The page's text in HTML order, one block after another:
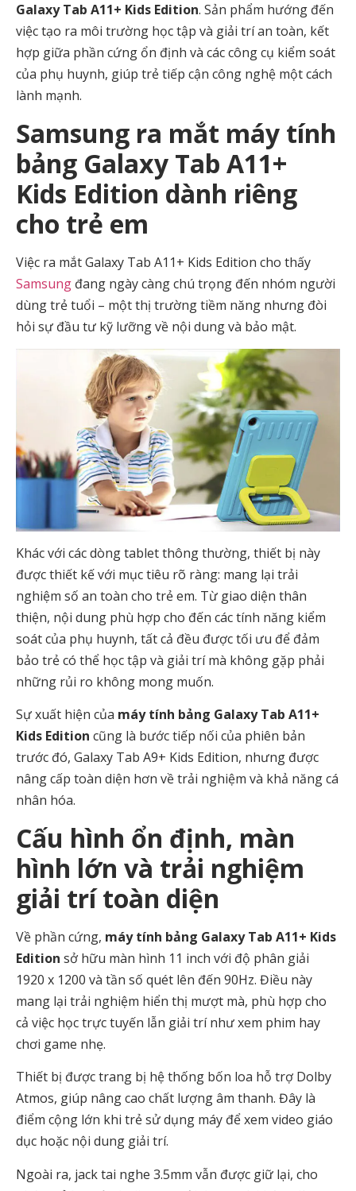
Galaxy Tab A11+ Kids Edition. Sản phẩm hướng đến
việc tạo ra môi trường học tập và giải trí an toàn, kết
hợp giữa phần cứng ổn định và các công cụ kiểm soát
của phụ huynh, giúp trẻ tiếp cận công nghệ một cách
lành mạnh.
Samsung ra mắt máy tính
bảng Galaxy Tab A11+
Kids Edition dành riêng
cho trẻ em
Việc ra mắt Galaxy Tab A11+ Kids Edition cho thấy
Samsung đang ngày càng chú trọng đến nhóm người
dùng trẻ tuổi – một thị trường tiềm năng nhưng đòi
hỏi sự đầu tư kỹ lưỡng về nội dung và bảo mật.
Khác với các dòng tablet thông thường, thiết bị này
được thiết kế với mục tiêu rõ ràng: mang lại trải
nghiệm số an toàn cho trẻ em. Từ giao diện thân
thiện, nội dung phù hợp cho đến các tính năng kiểm
soát của phụ huynh, tất cả đều được tối ưu để đảm
bảo trẻ có thể học tập và giải trí mà không gặp phải
những rủi ro không mong muốn.
Sự xuất hiện của máy tính bảng Galaxy Tab A11+
Kids Edition cũng là bước tiếp nối của phiên bản
trước đó, Galaxy Tab A9+ Kids Edition, nhưng được
nâng cấp toàn diện hơn về trải nghiệm và khả năng cá
nhân hóa.
Cấu hình ổn định, màn
hình lớn và trải nghiệm
giải trí toàn diện
Về phần cứng, máy tính bảng Galaxy Tab A11+ Kids
Edition sở hữu màn hình 11 inch với độ phân giải
1920 x 1200 và tần số quét lên đến 90Hz. Điều này
mang lại trải nghiệm hiển thị mượt mà, phù hợp cho
cả việc học trực tuyến lẫn giải trí như xem phim hay
chơi game nhẹ.
Thiết bị được trang bị hệ thống bốn loa hỗ trợ Dolby
Atmos, giúp nâng cao chất lượng âm thanh. Đây là
điểm cộng lớn khi trẻ sử dụng máy để xem video giáo
dục hoặc nội dung giải trí.
Ngoài ra, jack tai nghe 3.5mm vẫn được giữ lại, cho